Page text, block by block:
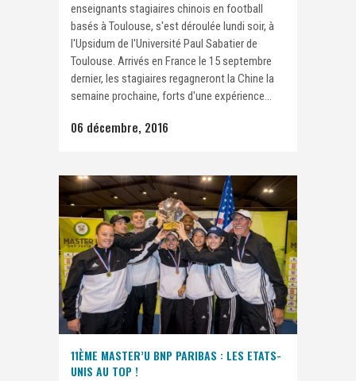
enseignants stagiaires chinois en football
basés à Toulouse, s'est déroulée lundi soir, à
l'Upsidum de l'Université Paul Sabatier de
Toulouse. Arrivés en France le 15 septembre
dernier, les stagiaires regagneront la Chine la
semaine prochaine, forts d'une expérience...
06 décembre, 2016
11ÈME MASTER’U BNP PARIBAS : LES ETATS-
UNIS AU TOP !